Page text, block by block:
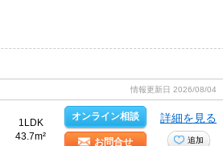
情報更新日 2026/08/04
1LDK
43.7m²
オンライン相談
お問合せ
詳細を見る
追加